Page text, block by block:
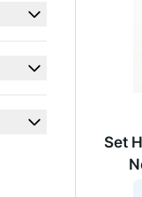
Set